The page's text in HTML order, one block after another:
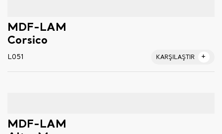
MDF-LAM
Corsico
L051 KARŞILAŞTIR
MDF-LAM